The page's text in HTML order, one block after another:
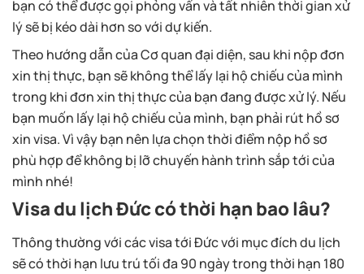
bạn có thể được gọi phỏng vấn và tất nhiên thời gian xử
lý sẽ bị kéo dài hơn so với dự kiến.
Theo hướng dẫn của Cơ quan đại diện, sau khi nộp đơn
xin thị thực, bạn sẽ không thể lấy lại hộ chiếu của mình
trong khi đơn xin thị thực của bạn đang được xử lý. Nếu
bạn muốn lấy lại hộ chiếu của mình, bạn phải rút hồ sơ
xin visa. Vì vậy bạn nên lựa chọn thời điểm nộp hồ sơ
phù hợp để không bị lỡ chuyến hành trình sắp tới của
mình nhé!
Visa du lịch Đức có thời hạn bao lâu?
Thông thường với các visa tới Đức với mục đích du lịch
sẽ có thời hạn lưu trú tối đa 90 ngày trong thời hạn 180